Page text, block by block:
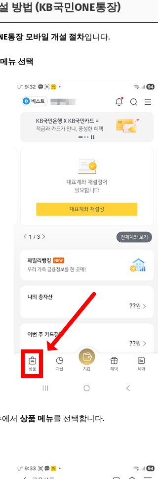
방법 (KB국민ONE통장)
통장 모바일 개설 절차입니다.
뉴 선택
서 상품 메뉴를 선택합니다.